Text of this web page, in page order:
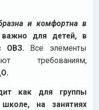
и комфортна в
для детей, в
ОВЗ. Все элементы
требованиям,
как для группы
на занятиях